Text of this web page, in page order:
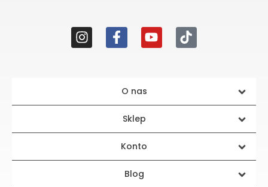
O nas
Sklep
Konto
Blog